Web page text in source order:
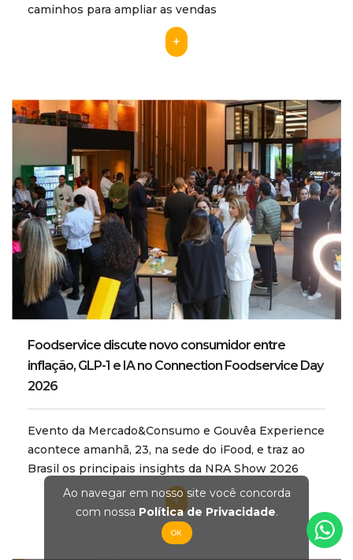
caminhos para ampliar as vendas
+
Foodservice discute novo consumidor entre
inflação, GLP-1 e IA no Connection Foodservice Day
2026
Evento da Mercado&Consumo e Gouvêa Experience
acontece amanhã, 23, na sede do iFood, e traz ao
Brasil os principais insights da NRA Show 2026
+
Ao navegar em nosso site você concorda
com nossa Política de Privacidade.
OK